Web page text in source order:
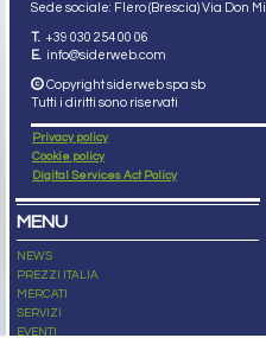
Sede sociale: Flero (Brescia) Via Don
T. +39 030 254 00 06
E. info@siderweb.com
Copyright siderweb spa sb
Tutti i diritti sono riservati
Privacy policy
Cookie policy
Digital Services Act Policy
MENU
NEWS
PREZZI ITALIA
MERCATI
SERVIZI
EVENTI